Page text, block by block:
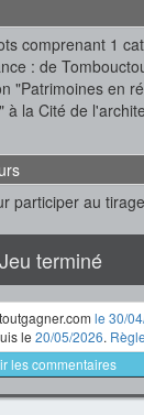
comprenant 1
: de
"Patrimoines en
à la Cité de
participer au
Jeu terminé
le 30/
le 20/05/2026.
les commentaires